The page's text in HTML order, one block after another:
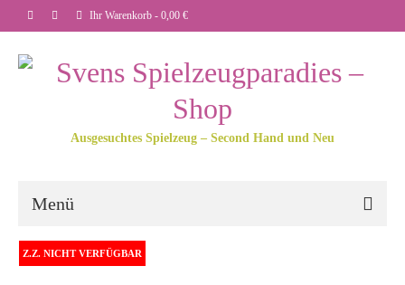
Ihr Warenkorb - 0,00 €
Ausgesuchtes Spielzeug – Second Hand und Neu
Menü
Z.Z. NICHT VERFÜGBAR